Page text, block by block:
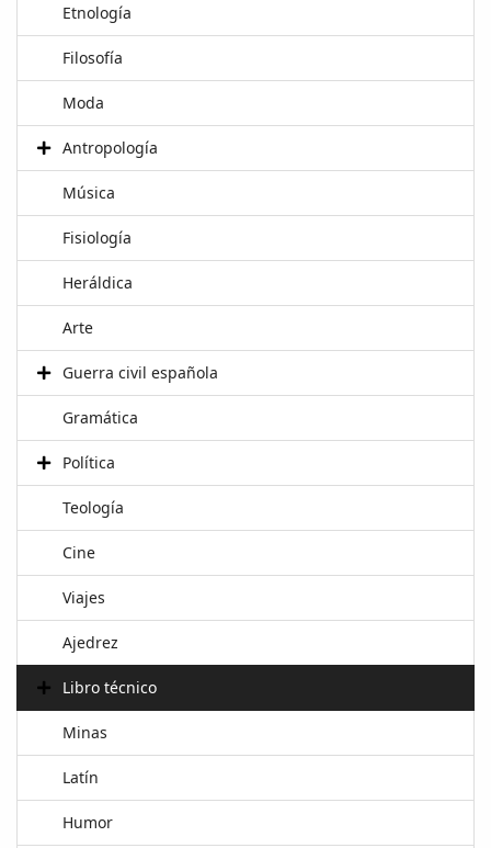
Etnología
Filosofía
Moda
Antropología
Música
Fisiología
Heráldica
Arte
Guerra civil española
Gramática
Política
Teología
Cine
Viajes
Ajedrez
Libro técnico
Minas
Latín
Humor